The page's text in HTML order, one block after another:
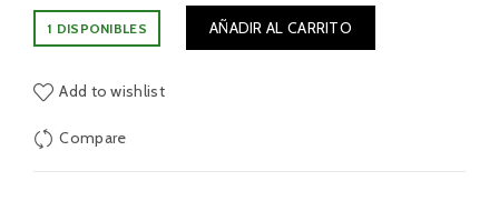
1 DISPONIBLES AÑADIR AL CARRITO
Add to wishlist
Compare